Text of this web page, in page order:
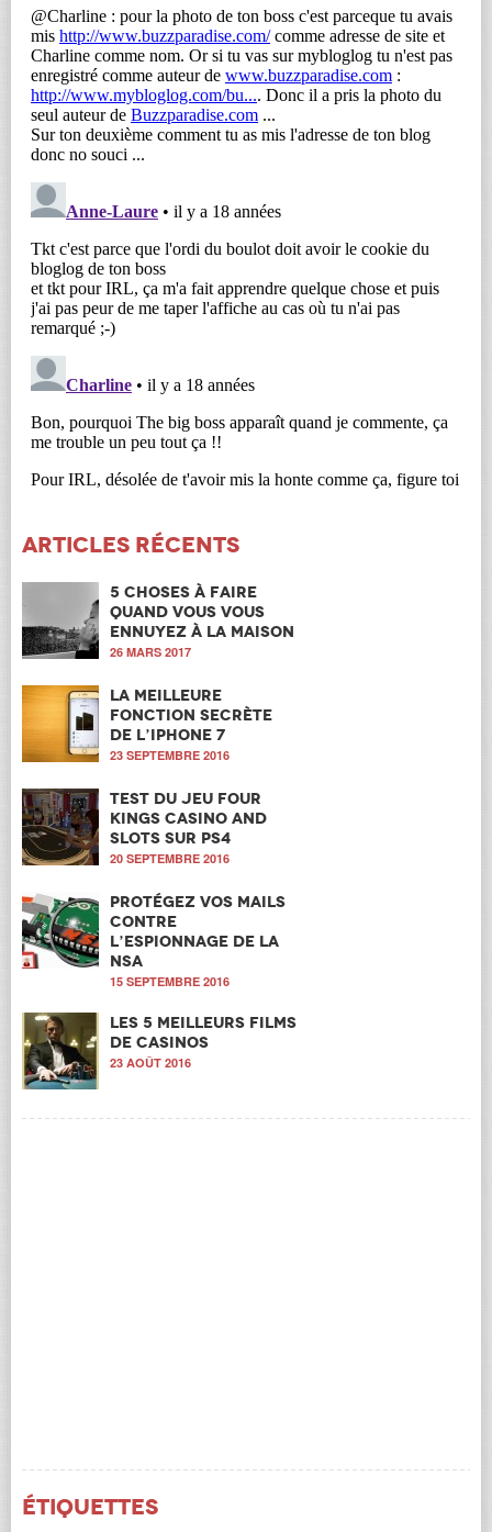
Articles récents
5 choses à faire
quand vous vous
ennuyez à la maison
26 MARS 2017
La meilleure
fonction secrète
de l’iPhone 7
23 SEPTEMBRE 2016
Test du jeu Four
Kings Casino and
Slots sur PS4
20 SEPTEMBRE 2016
Protégez vos mails
contre
l’espionnage de la
NSA
15 SEPTEMBRE 2016
Les 5 meilleurs films
de casinos
23 AOÛT 2016
Étiquettes